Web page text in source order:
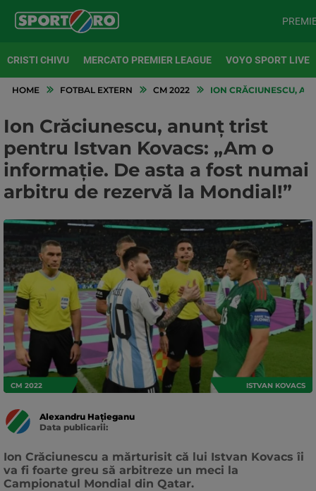
CRISTI CHIVU MERCATO PREMIER LEAGUE VOYO SPORT LIVE
HOME FOTBAL EXTERN CM 2022 ION CRĂCIUNESCU,
Ion Crăciunescu, anunț trist
pentru Istvan Kovacs: „Am o
informație. De asta a fost numai
arbitru de rezervă la Mondial!”
CM 2022 ISTVAN KOVACS
Alexandru Hațieganu
Data publicarii:
Ion Crăciunescu a mărturisit că lui Istvan Kovacs îi
va fi foarte greu să arbitreze un meci la
Campionatul Mondial din Qatar.